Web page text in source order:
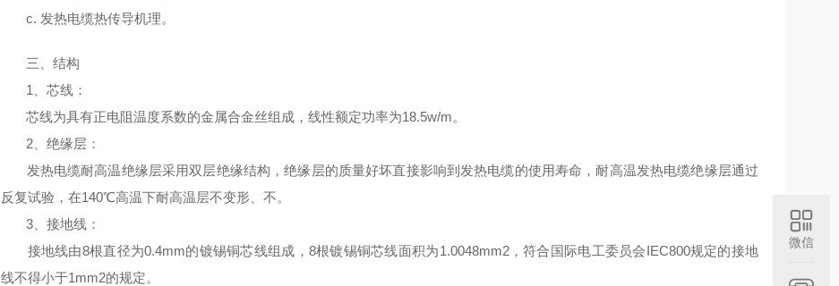
c. 发热电缆热传导机理。
三、结构
1、芯线：
芯线为具有正电阻温度系数的金属合金丝组成，线性额定功率为18.5w/m。
2、绝缘层：
发热电缆耐高温绝缘层采用双层绝缘结构，绝缘层的质量好坏直接影响到发热电缆的使用寿命，耐高温发热电缆绝缘层通过
反复试验，在140℃高温下耐高温层不变形、不。
3、接地线：
接地线由8根直径为0.4mm的镀锡铜芯线组成，8根镀锡铜芯线面积为1.0048mm2，符合国际电工委员会IEC800规定的接地
线不得小于1mm2的规定。
微信